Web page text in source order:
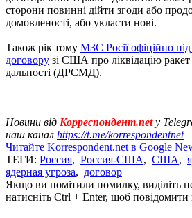
сторони повинні дійти згоди або
домовленості, або укласти нові.
Також рік тому МЗС Росії офіційно
договору зі США про ліквідацію ракет
дальності (ДРСМД).
Новини від Корреспондент.netу
наш канал https://t.me/korrespondentnet
Читайте Korrespondent.net в Google
ТЕГИ: Россия, Россия-США, США,
ядерная угроза, договор
Якщо ви помітили помилку, виділіть
натисніть Ctrl + Enter, щоб